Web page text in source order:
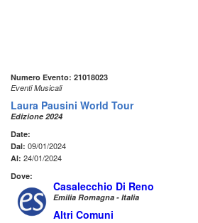
Numero Evento: 21018023
Eventi Musicali
Laura Pausini World Tour
Edizione 2024
Date:
Dal: 09/01/2024
Al: 24/01/2024
Dove:
Casalecchio Di Reno
Emilia Romagna - Italia
Altri Comuni